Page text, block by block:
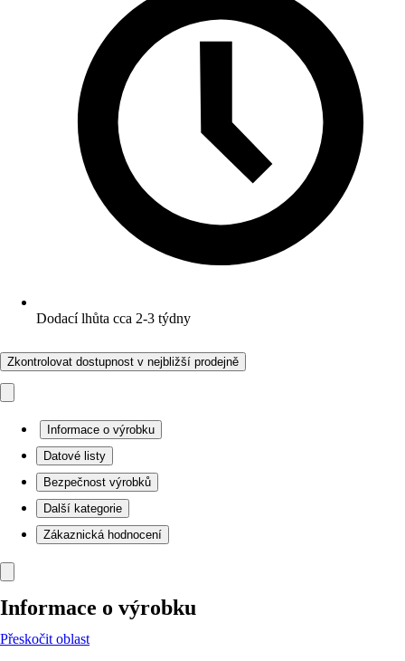
Dodací lhůta cca 2-3 týdny
Zkontrolovat dostupnost v nejbližší prodejně
Informace o výrobku
Datové listy
Bezpečnost výrobků
Další kategorie
Zákaznická hodnocení
Informace o výrobku
Přeskočit oblast